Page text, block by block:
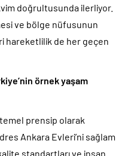
doğrultusunda ilerliyor.
ve bölge nüfusunun
hareketlilik de her geçen
örnek yaşam
prensip olarak
Ankara Evleri’ni sağlam
standartları ve insan